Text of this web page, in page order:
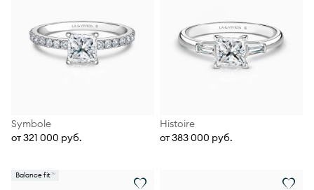
Symbole
от 321 000 руб.
Histoire
от 383 000 руб.
Balance fit